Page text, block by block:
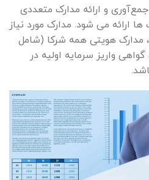
و ارائه مدارک متعددی
ارائه می شود. مدارک مورد نیاز
مدارک هویتی همه شرکا (شامل
واریز سرمایه اولیه در